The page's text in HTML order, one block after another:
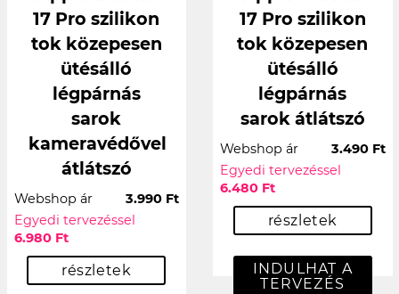
17 Pro szilikon
tok közepesen
ütésálló
légpárnás
sarok
kameravédővel
átlátszó
Webshop ár
3.990 Ft
Egyedi tervezéssel
6.980 Ft
részletek
17 Pro szilikon
tok közepesen
ütésálló
légpárnás
sarok átlátszó
Webshop ár
3.490 Ft
Egyedi tervezéssel
6.480 Ft
részletek
INDULHAT A
TERVEZÉS